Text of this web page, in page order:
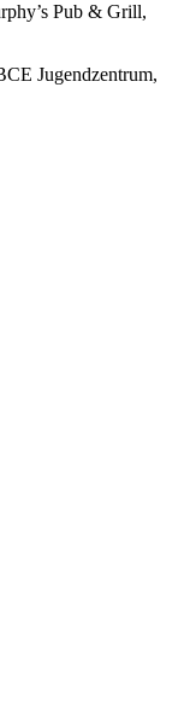
Pub & Grill,
Jugendzentrum,